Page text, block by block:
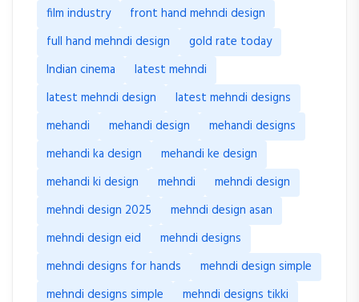
film industry
front hand mehndi design
full hand mehndi design
gold rate today
Indian cinema
latest mehndi
latest mehndi design
latest mehndi designs
mehandi
mehandi design
mehandi designs
mehandi ka design
mehandi ke design
mehandi ki design
mehndi
mehndi design
mehndi design 2025
mehndi design asan
mehndi design eid
mehndi designs
mehndi designs for hands
mehndi design simple
mehndi designs simple
mehndi designs tikki